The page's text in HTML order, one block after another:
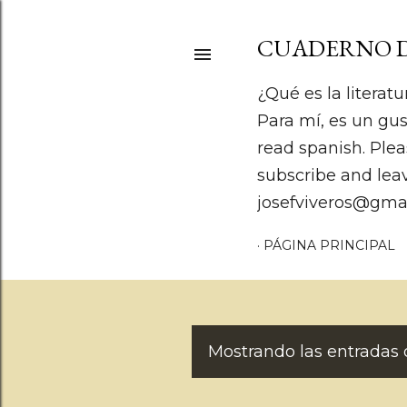
CUADERNO
¿Qué es la
Para mí, es un
read spanish.
subscribe and
PÁGINA PRINCIPAL
EMostrando las entradas